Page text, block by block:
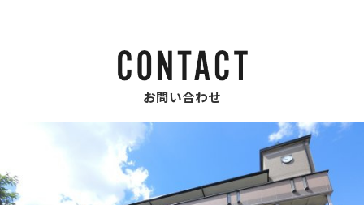
お問い合わせ